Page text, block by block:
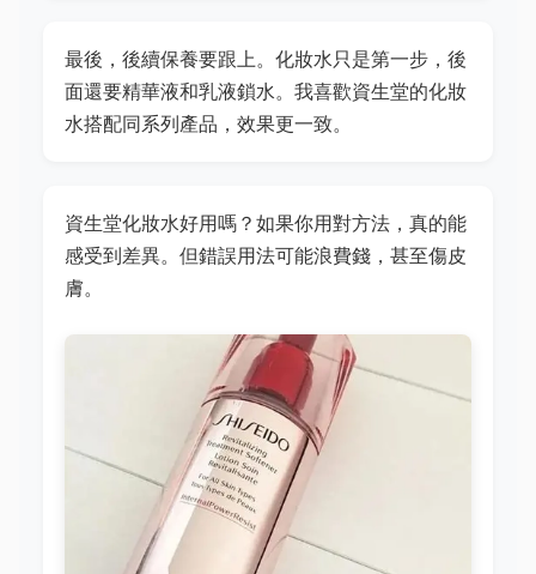
最後，後續保養要跟上。化妝水只是第一步，後
面還要精華液和乳液鎖水。我喜歡資生堂的化妝
水搭配同系列產品，效果更一致。
資生堂化妝水好用嗎？如果你用對方法，真的能
感受到差異。但錯誤用法可能浪費錢，甚至傷皮
膚。